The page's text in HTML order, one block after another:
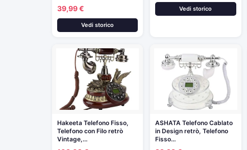
39,99 €
Vedi storico
Vedi storico
Hakeeta Telefono Fisso,
Telefono con Filo retrò
Vintage,…
ASHATA Telefono Cablato
in Design retrò, Telefono
Fisso…